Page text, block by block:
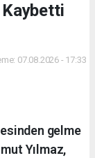
Kaybetti
07.08.2026 - 17:33
gelme
Yılmaz,